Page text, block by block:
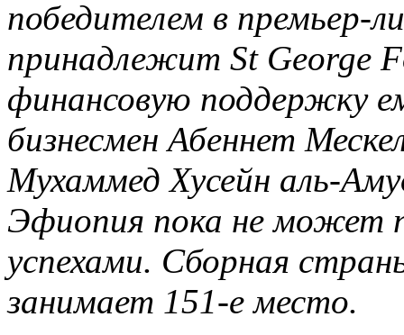
победителем в премьер-
принадлежит St George
финансовую поддержку
бизнесмен Абеннет
Мухаммед Хусейн аль-
Эфиопия пока не может
успехами. Сборная
занимает 151-е место.